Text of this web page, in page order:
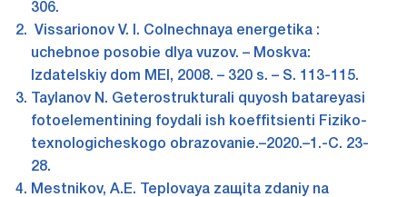
306.
Vissarionov V. I. Colnechnaya energetika :
uchebnoe posobie dlya vuzov. – Moskva:
Izdatelskiy dom MEI, 2008. – 320 s. – S. 113-115.
Taylanov N. Geterostrukturali quyosh batareyasi
fotoelementining foydali ish koeffitsienti Fiziko-
texnologicheskogo obrazovanie.–2020.–1.-C. 23-
28.
Mestnikov, A.E. Teplovaya zaщita zdaniy na